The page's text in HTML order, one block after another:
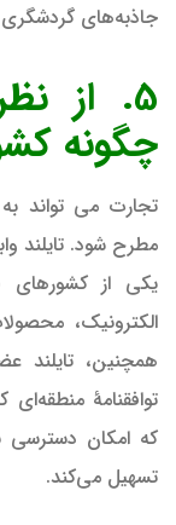
جاذبه‌های گردشگری
5. از
چگونه
تجارت می‌ تواند
مطرح شود. تایلند
یکی از کشورهای
الکترونیک،
که امکان دسترسی
تسهیل می‌کند.